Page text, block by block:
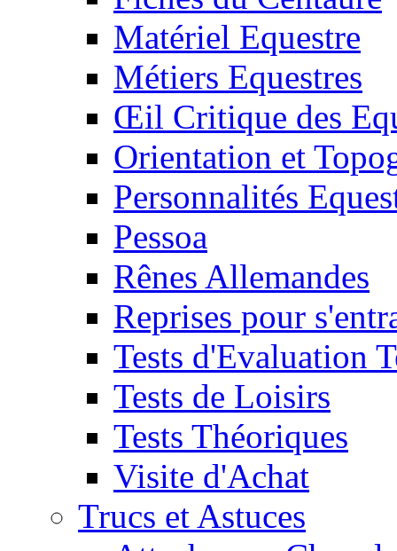
Matériel Equestre
Métiers Equestres
Œil Critique des
Orientation et
Personnalités
Pessoa
Rênes Allemandes
Reprises pour
Tests d'Evaluation
Tests de Loisirs
Tests Théoriques
Visite d'Achat
Trucs et Astuces